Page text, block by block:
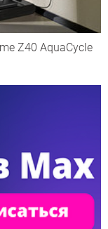
Z40 AquaCycle